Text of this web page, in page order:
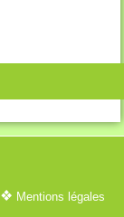
❖ Mentions légales